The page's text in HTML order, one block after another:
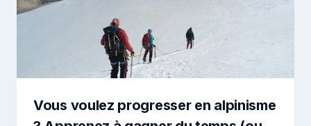
Vous voulez progresser en alpinisme